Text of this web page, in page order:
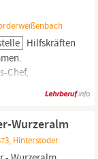
Hilfskräften
Chef,
Barmann,
mit Menschen
Wurzeralm
Hinterstoder